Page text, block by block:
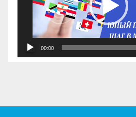
00:00